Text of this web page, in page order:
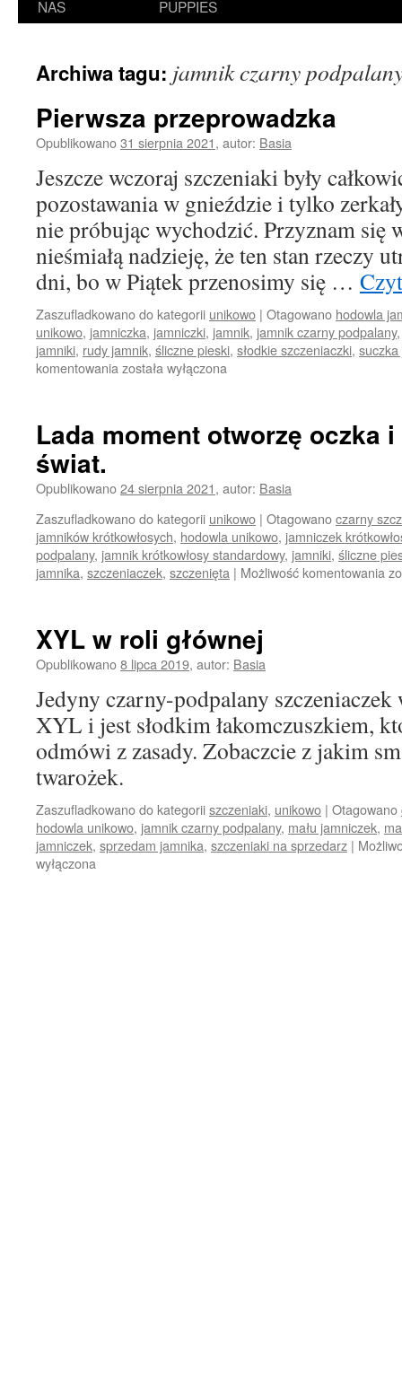
NAS
PUPPIES
Archiwa tagu: jamnik czarny
Pierwsza przeprowadzka
Opublikowano31 sierpnia 2021, autor: Basia
Jeszcze wczoraj szczeniaki były
pozostawania w gnieździe i tylko
nie próbując wychodzić. Przyznam się
nieśmiałą nadzieję, że ten stan rzeczy
dni, bo w Piątek przenosimy się …
Zaszufladkowano do kategorii unikowo | Otagowano hodowla
unikowo, jamniczka, jamniczki, jamnik, jamnik czarny podpalany
jamniki, rudy jamnik, śliczne pieski, słodkie szczeniaczki,
komentowania Pierwsza
została wyłączona
Lada moment otworzę oczka
świat.
Opublikowano24 sierpnia 2021, autor: Basia
Zaszufladkowano do kategorii unikowo | Otagowanoczarny
jamników krótkowłosych, hodowla unikowo, jamniczek
podpalany, jamnik krótkowłosy standardowy, jamniki, śliczne
jamnika, szczeniaczek, szczenięta | Możliwość komentowania
XYL w roli głównej
Opublikowano8 lipca 2019, autor: Basia
Jedyny czarny-podpalany
XYL i jest słodkim łakomczuszkiem,
odmówi z zasady. Zobaczcie z jakim
twarożek.
Zaszufladkowano do kategoriiszczeniaki, unikowo | Otagowano
hodowla unikowo, jamnik czarny podpalany, mału jamniczek,
jamniczek, sprzedam jamnika, szczeniaki na sprzedarz |
wyłączona